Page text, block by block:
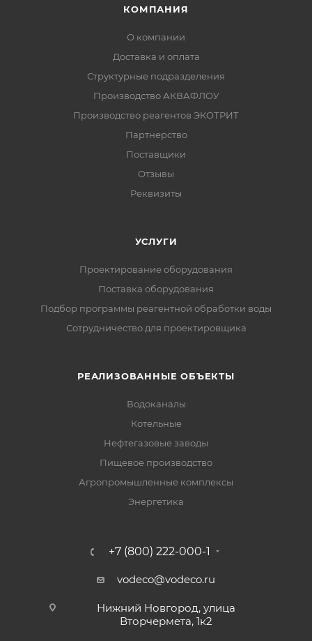
КОМПАНИЯ
О компании
Доставка и оплата
Структурные подразделения
Производство АКВАФЛОУ
Производство реагентов ЭКОТРИТ
Партнерство
Поставщики
Отзывы
Реквизиты
УСЛУГИ
Проектирование оборудования
Поставка оборудования
Подбор программы реагентной обработки воды
Сотрудничество для проектировщика
РЕАЛИЗОВАННЫЕ ОБЪЕКТЫ
Водоканалы
Котельные
Нефтегазовые заводы
Пищевое производство
Агропромышленные комплексы
Энергетика
+7 (800) 222-000-1
vodeco@vodeco.ru
Нижний Новгород, улица
Вторчермета, 1к2